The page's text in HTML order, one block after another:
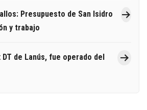
Presupuesto de San Isidro
y trabajo
DT de Lanús, fue operado del